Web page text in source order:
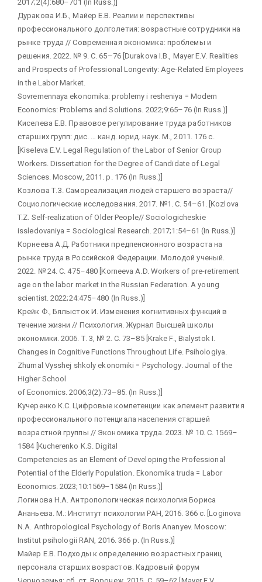
2017;2(4):680–701 (In Russ.)]
Дуракова И.Б., Майер Е.В. Реалии и перспективы
профессионального долголетия: возрастные сотрудники на
рынке труда // Современная экономика: проблемы и
решения. 2022. № 9. С. 65–76 [Durakova I.B., Mayer E.V. Realities
and Prospects of Professional Longevity: Age-Related Employees
in the Labor Market.
Sovremennaya ekonomika: problemy i resheniya = Modern
Economics: Problems and Solutions. 2022;9:65–76 (In Russ.)]
Киселева Е.В. Правовое регулирование труда работников
старших групп: дис. … канд. юрид. наук. М., 2011. 176 с.
[Kiseleva E.V. Legal Regulation of the Labor of Senior Group
Workers. Dissertation for the Degree of Candidate of Legal
Sciences. Moscow, 2011. р. 176 (In Russ.)]
Козлова Т.З. Самореализация людей старшего возраста//
Социологические исследования. 2017. №1. С. 54–61. [Kozlova
T.Z. Self-realization of Older People// Sociologicheskie
issledovaniya = Sociological Research. 2017;1:54–61 (In Russ.)]
Корнеева А.Д. Работники предпенсионного возраста на
рынке труда в Российской Федерации. Молодой ученый.
2022. № 24. С. 475–480 [Korneeva A.D. Workers of pre-retirement
age on the labor market in the Russian Federation. A young
scientist. 2022;24:475–480 (In Russ.)]
Крейк Ф., Бялысток И. Изменения когнитивных функций в
течение жизни // Психология. Журнал Высшей школы
экономики. 2006. Т. 3, № 2. С. 73–85 [Krake F., Bialystok I.
Changes in Cognitive Functions Throughout Life. Psihologiya.
Zhurnal Vysshej shkoly ekonomiki = Psychology. Journal of the
Higher School
of Economics. 2006;3(2):73–85. (In Russ.)]
Кучеренко К.С. Цифровые компетенции как элемент развития
профессионального потенциала населения старшей
возрастной группы // Экономика труда. 2023. № 10. С. 1569–
1584 [Kucherenko K.S. Digital
Competencies as an Element of Developing the Professional
Potential of the Elderly Population. Ekonomika truda = Labor
Economics. 2023;10:1569–1584 (In Russ.)]
Логинова Н.А. Антропологическая психология Бориса
Ананьева. М.: Институт психологии РАН, 2016. 366 с. [Loginova
N.A. Anthropological Psychology of Boris Ananyev. Moscow:
Institut psihologii RAN, 2016. 366 р. (In Russ.)]
Майер Е.В. Подходы к определению возрастных границ
персонала старших возрастов. Кадровый форум